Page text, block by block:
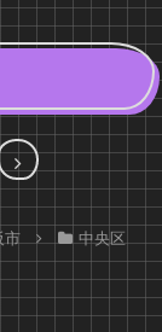
次
へ
市 中央区